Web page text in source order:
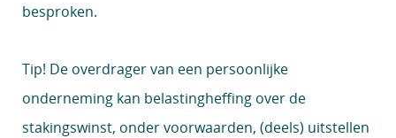
besproken.
Tip! De overdrager van een persoonlijke
onderneming kan belastingheffing over de
stakingswinst, onder voorwaarden, (deels) uitstellen